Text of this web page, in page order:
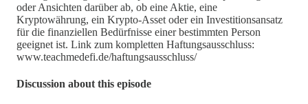
oder Ansichten darüber ab, ob eine Aktie, eine
Kryptowährung, ein Krypto-Asset oder ein Investitionsansatz
für die finanziellen Bedürfnisse einer bestimmten Person
geeignet ist. Link zum kompletten Haftungsausschluss:
www.teachmedefi.de/haftungsausschluss/
Discussion about this episode